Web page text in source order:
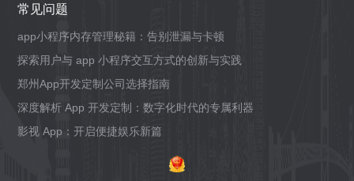
常见问题
app小程序内存管理秘籍：告别泄漏与卡顿
探索用户与 app 小程序交互方式的创新与实践
郑州App开发定制公司选择指南
深度解析 App 开发定制：数字化时代的专属利器
影视 App：开启便捷娱乐新篇